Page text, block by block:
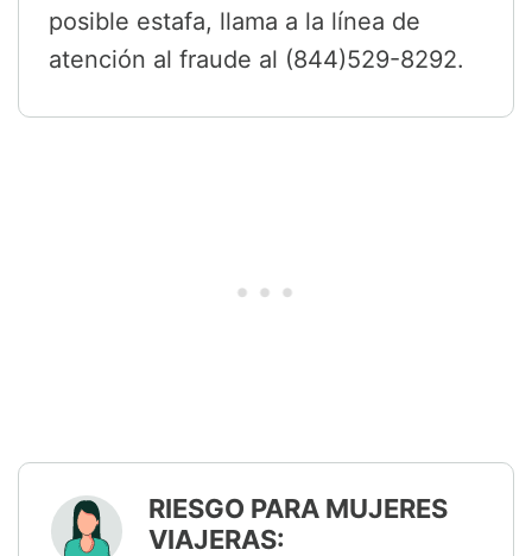
posible estafa, llama a la línea de
atención al fraude al (844)529-8292.
RIESGO PARA MUJERES
VIAJERAS: